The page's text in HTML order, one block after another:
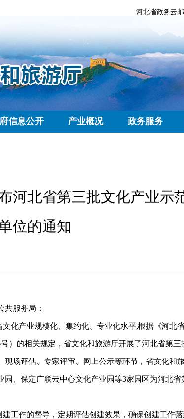
河北省政务云
信息公开 产业概况 政务服务
河北省第三批文化产业示
位的通知
服务局：
产业规模化、集约化、专业化水平,根据《河北
）的相关规定，省文化和旅游厅开展了河北省第三
场评估、专家评审、网上公示等环节，省文化和
、保定广联云中心文化产业园等3家园区为河北省
工作的督导，定期评估创建效果，确保创建工作